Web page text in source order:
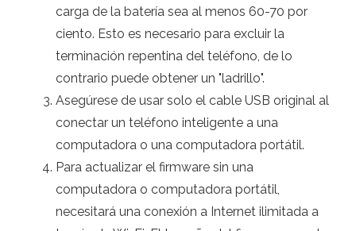
carga de la batería sea al menos 60-70 por
ciento. Esto es necesario para excluir la
terminación repentina del teléfono, de lo
contrario puede obtener un "ladrillo".
Asegúrese de usar solo el cable USB original al
conectar un teléfono inteligente a una
computadora o una computadora portátil.
Para actualizar el firmware sin una
computadora o computadora portátil,
necesitará una conexión a Internet ilimitada a